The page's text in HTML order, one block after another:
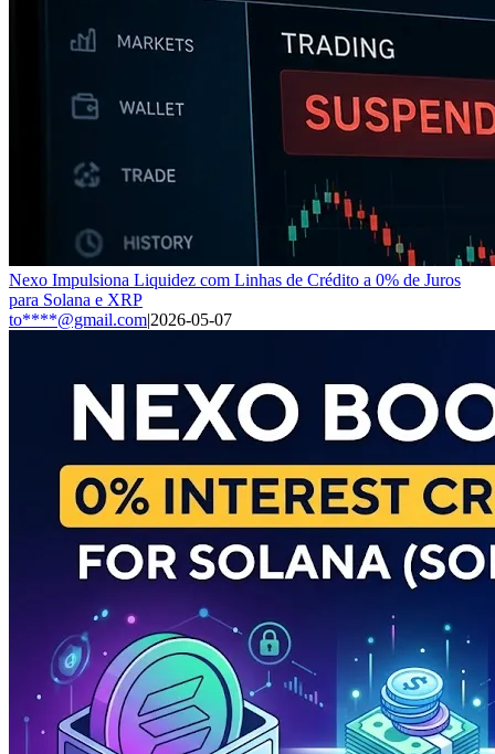
Nexo Impulsiona Liquidez com Linhas de Crédito a 0% de Juros
para Solana e XRP
to****@gmail.com|2026-05-07